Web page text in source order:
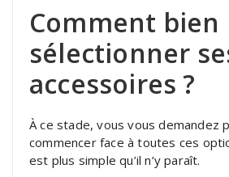
Comment bien
sélectionner
accessoires ?
À ce stade, vous vous demandez
commencer face à toutes ces
est plus simple qu’il n’y paraît.